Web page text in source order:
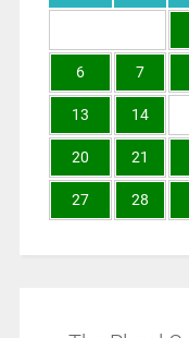
6 7
13 14
20 21
27 28